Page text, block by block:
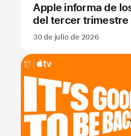
Apple informa de
del tercer trimestre
30 de julio de 2026